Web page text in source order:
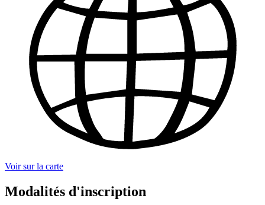
Voir sur la carte
Modalités d'inscription